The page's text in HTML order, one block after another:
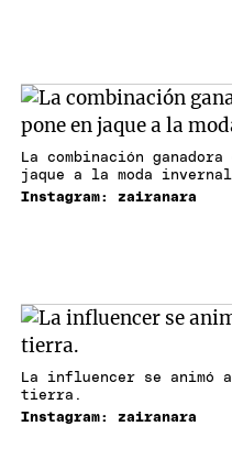
La combinación
jaque a la moda
Instagram: zairanara
La influencer se
tierra.
Instagram: zairanara